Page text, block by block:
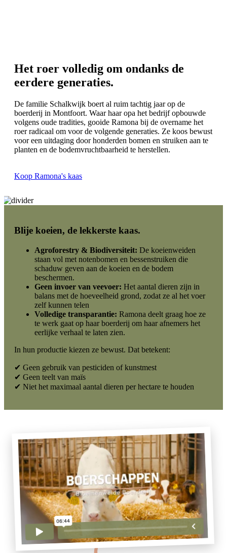
Het roer volledig om ondanks de
eerdere generaties.
De familie Schalkwijk boert al ruim tachtig jaar op de
boerderij in Montfoort. Waar haar opa het bedrijf opbouwde
volgens oude tradities, gooide Ramona bij de overname het
roer radicaal om voor de volgende generaties. Ze koos bewust
voor een uitdaging door honderden bomen en struiken aan te
planten en de bodemvruchtbaarheid te herstellen.
Koop Ramona's kaas
Blije koeien, de lekkerste kaas.
Agroforestry & Biodiversiteit: De koeienweiden
staan vol met notenbomen en bessenstruiken die
schaduw geven aan de koeien en de bodem
beschermen.
Geen invoer van veevoer: Het aantal dieren zijn in
balans met de hoeveelheid grond, zodat ze al het voer
zelf kunnen telen
Volledige transparantie: Ramona deelt graag hoe ze
te werk gaat op haar boerderij om haar afnemers het
eerlijke verhaal te laten zien.
In hun productie kiezen ze bewust. Dat betekent:
✔ Geen gebruik van pesticiden of kunstmest
✔ Geen teelt van maïs
✔ Niet het maximaal aantal dieren per hectare te houden